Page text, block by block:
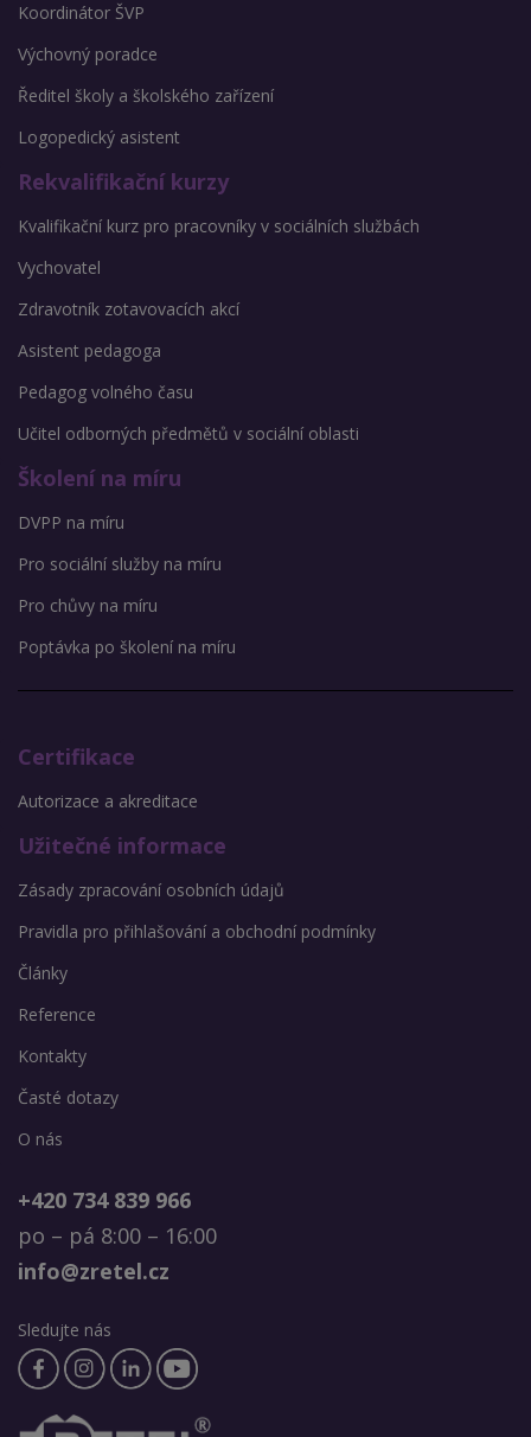
Koordinátor ŠVP
Výchovný poradce
Ředitel školy a školského zařízení
Logopedický asistent
Rekvalifikační kurzy
Kvalifikační kurz pro pracovníky v sociálních službách
Vychovatel
Zdravotník zotavovacích akcí
Asistent pedagoga
Pedagog volného času
Učitel odborných předmětů v sociální oblasti
Školení na míru
DVPP na míru
Pro sociální služby na míru
Pro chůvy na míru
Poptávka po školení na míru
Certifikace
Autorizace a akreditace
Užitečné informace
Zásady zpracování osobních údajů
Pravidla pro přihlašování a obchodní podmínky
Články
Reference
Kontakty
Časté dotazy
O nás
+420 734 839 966
po – pá 8:00 – 16:00
info@zretel.cz
Sledujte nás